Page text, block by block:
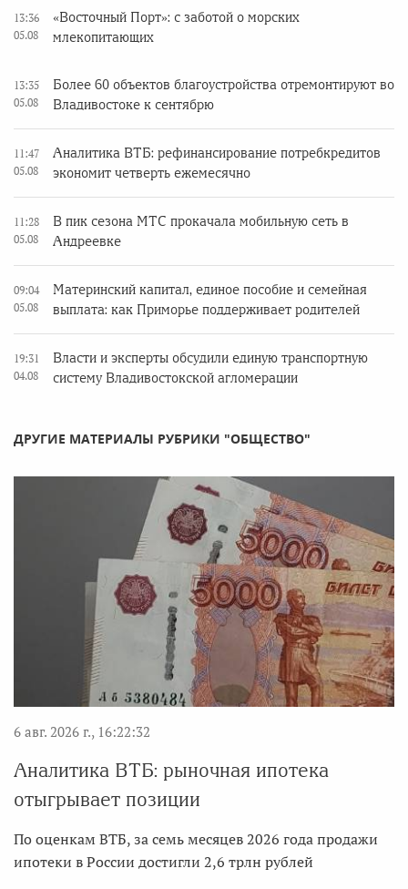
13:36
05.08
«Восточный Порт»: с заботой о морских
млекопитающих
13:35
05.08
Более 60 объектов благоустройства отремонтируют во
Владивостоке к сентябрю
11:47
05.08
Аналитика ВТБ: рефинансирование потребкредитов
экономит четверть ежемесячно
11:28
05.08
В пик сезона МТС прокачала мобильную сеть в
Андреевке
09:04
05.08
Материнский капитал, единое пособие и семейная
выплата: как Приморье поддерживает родителей
19:31
04.08
Власти и эксперты обсудили единую транспортную
систему Владивостокской агломерации
ДРУГИЕ МАТЕРИАЛЫ РУБРИКИ "ОБЩЕСТВО"
6 авг. 2026 г., 16:22:32
Аналитика ВТБ: рыночная ипотека
отыгрывает позиции
По оценкам ВТБ, за семь месяцев 2026 года продажи
ипотеки в России достигли 2,6 трлн рублей